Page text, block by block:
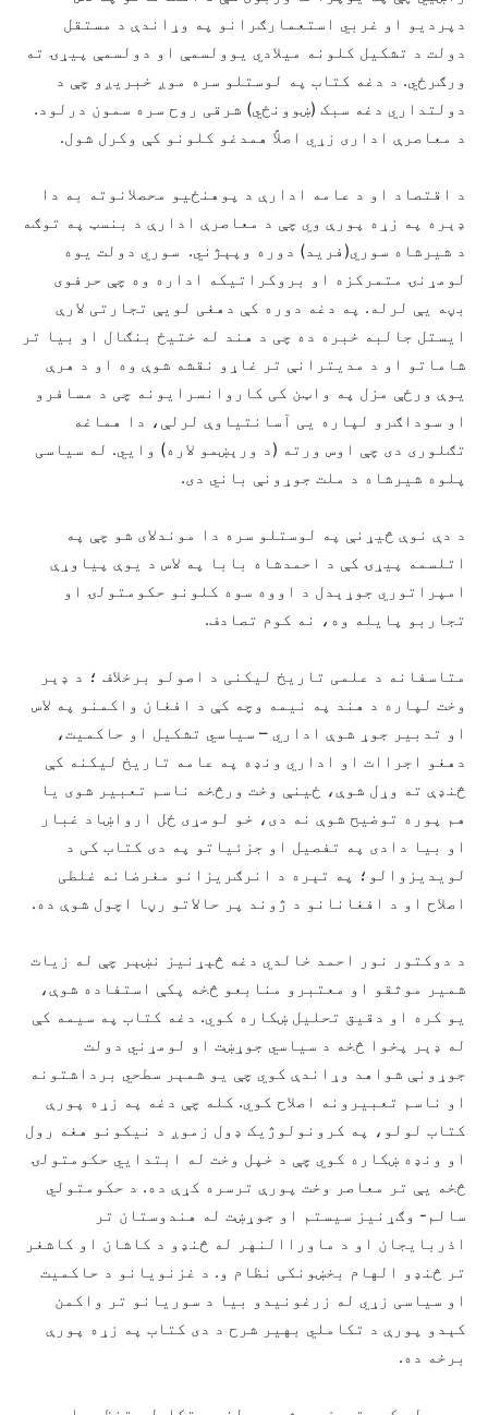
دپردیو او غربي استعمارګرانو په وړاندې د مستقل
دولت د تشکیل کلونه میلادي یوولسمې او دولسمې پیړۍ ته
ورګرځي. د دغه کتاب په لوستلو سره موږ خبریږو چې د
دولتداري دغه سبک (ښوونځي) شرقی روح سره سمون درلود.
د معاصرې اداری زړي اصلاً همدغو کلونو کې وکرل شول.
د اقتصاد او د عامه ادارې د پوهنځیو محصلانوته به دا
ډېره په زړه پورې وي چې د معاصرې ادارې د بنسټ په توګه
د شیرشاه سوري(فرید) دوره وپېژني. سوري دولت یوه
لومړنۍ متمرکزه او بروکراتیکه اداره وه چې حرفوی
بڼه یې لرله. په دغه دوره کې دهغی لویې تجارتی لارې
ایستل جالبه خبره ده چی د هند له ختیځ بنګال او بیا تر
شاماتو او د مدیترانې تر غاړو نقشه شوې وه او د هرې
یوې ورځې مزل په واټن کی کاروانسرایونه چی د مسافرو
او سوداګرو لپاره یی آسانتیاوې لرلې، دا هماغه
تګلوری دی چې اوس ورته (د ورېښمو لاره) وایي. له سیاسی
پلوه شیرشاه د ملت جوړونې باني دی.
د دې نوې څیړنې په لوستلو سره دا موندلای شو چې په
اتلسمه پیړۍ کې د احمدشاه بابا په لاس د یوې پیاوړې
امپراتوري جوړېدل د اووه سوه کلونو حکومتولۍ او
تجاربو پایله وه، نه کوم تصادف.
متاسفانه د علمی تاریخ لیکنی د اصولو برخلاف ؛ د ډېر
وخت لپاره د هند په نیمه وچه کې د افغان واکمنو په لاس
او تدبیر جوړ شوې اداري – سیاسي تشکیل او حاکمیت،
دهغو اجراات او اداري ونډه په عامه تاریخ لیکنه کې
څنډې ته وړل شوې، ځینې وخت ورڅخه ناسم تعبیر شوی یا
هم پوره توضیح شوې نه دی، خو لومړی ځل ارواښاد غبار
او بیا دادی په تفصیل او جزئیاتو په دی کتاب کی د
لویدیزوالو؛ په تېره د انرګریزانو مغرضانه غلطی
اصلاح او د افغانانو د ژوند پر حالاتو رڼا اچول شوې ده.
د دوکتور نور احمد خالدي دغه څېړنیز نښېر چې له زیات
شمیر موثقو او معتبرو منابعو څخه پکې استفاده شوې،
یو کره او دقیق تحلیل ښکاره کوي. دغه کتاب په سیمه کې
له ډېر پخوا څخه د سیاسي جوړښت او لومړني دولت
جوړونې شواهد وړاندې کوي چې یو شمېر سطحي برداشتونه
او ناسم تعبیرونه اصلاح کوي. کله چې دغه په زړه پورې
کتاب لولو، په کرونولوژیک ډول زموږ د نیکونو هغه رول
او ونډه ښکاره کوي چې د خپل وخت له ابتدایي حکومتولۍ
څخه یې تر معاصر وخت پورې ترسره کړې ده. د حکومتولي
سالم- وګړنیز سیستم او جوړښت له هندوستان تر
اذربایجان او د ماوراالنهر له څنډو د کاشان او کاشغر
تر څنډو الهام بخښونکی نظام و. د غزنویانو د حاکمیت
او سیاسی زړي له زرغونیدو بیا د سوریانو تر واکمن
کېدو پورې د تکاملي بهیر شرح د دی کتاب په زړه پورې
برخه ده.